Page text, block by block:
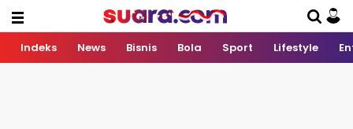
Indeks News Bisnis Bola Sport Lifestyle